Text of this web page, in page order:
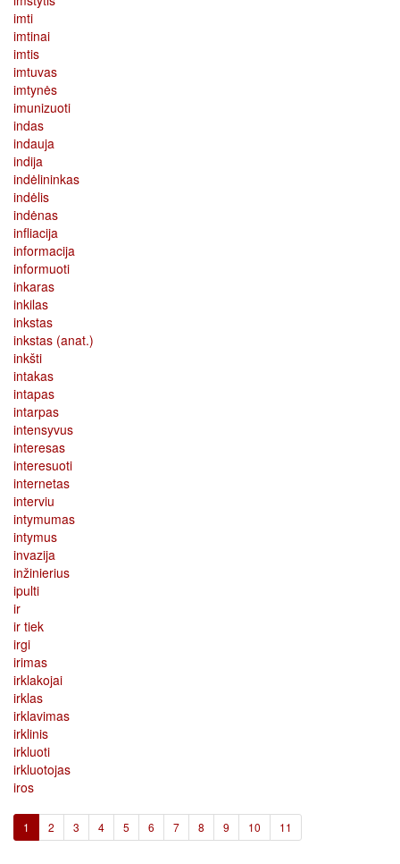
imti
imtinai
imtis
imtuvas
imtynės
imunizuoti
indas
indauja
indija
indėlininkas
indėlis
indėnas
infliacija
informacija
informuoti
inkaras
inkilas
inkstas
inkstas (anat.)
inkšti
intakas
intapas
intarpas
intensyvus
interesas
interesuoti
internetas
interviu
intymumas
intymus
invazija
inžinierius
ipulti
ir
ir tiek
irgi
irimas
irklakojai
irklas
irklavimas
irklinis
irkluoti
irkluotojas
iros
1 (current)
2 3 4 5 6 7 8 9 10 11